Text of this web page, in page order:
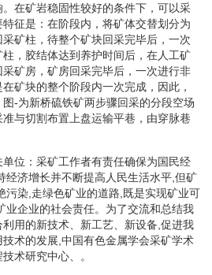
在矿岩稳固性较好的条件下，可以采
征是：在阶段内，将矿体交替划分为
矿柱，待整个矿块回采完毕后，一次
，胶结体达到养护时间后，在人工矿
矿房，矿房回采完毕后，一次进行非
矿块的整个阶段内一次完成，因此，
-为新桥硫铁矿两步骤回采的分段空场
与切割布置上盘运输平巷，由穿脉巷
位：采矿工作者有责任确保为国民经
经济增长并不断提高人民生活水平,但矿
污染,走绿色矿业的道路,既是实现矿业可
业企业的社会责任。为了交流和总结我
用的新技术、新工艺、新设备,促进我
术的发展,中国有色金属学会采矿学术
术研究中心、。